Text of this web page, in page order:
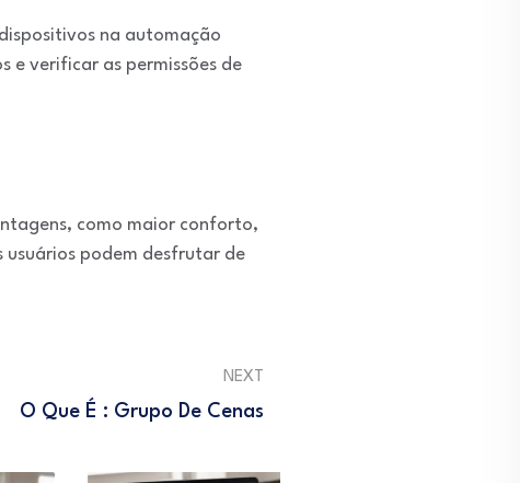
na automação
e verificar as permissões de
como maior conforto,
usuários podem desfrutar de
NEXT
O Que É : Grupo De Cenas